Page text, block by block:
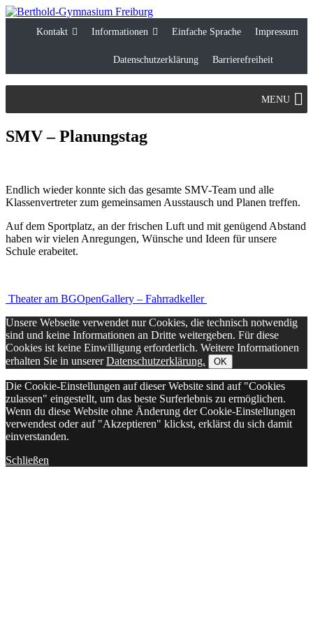
Kontakt Informationen Einfache Sprache Impressum
Datenschutzerklärung Barrierefreiheit
Zum
springen
MENU
SMV – Planungstag
Endlich wieder konnte sich das gesamte SMV-Team und alle
Klassenvertreter zum gemeinsamen Ausstausch und Planen treffen.
Auf dem Sportplatz, an der frischen Luft und mit genügend Abstand
haben wir vielen Anregungen, Wünsche und Ideen für unsere
Schule erabeitet.
Beitragsnavigation
Theater am BGOpenGallery – Fahrradkeller
Unsere Webseite verwendet nur Cookies, die technisch notwendig
sind und keine Informationen an Dritte weitergeben. Für diese
Cookies ist keine Einwilligung erforderlich. Weitere Informationen
erhalten Sie in unsererDatenschutzerklärung. OK
Die Cookie-Einstellungen auf dieser Website sind auf "Cookies
zulassen" eingestellt, um das beste Surferlebnis zu ermöglichen.
Wenn du diese Website ohne Änderung der Cookie-Einstellungen
verwendest oder auf "Akzeptieren" klickst, erklärst du sich damit
einverstanden.
Schließen